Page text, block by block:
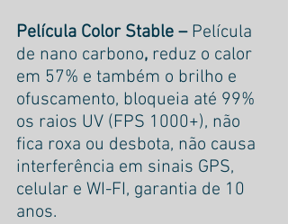
Película Color Stable – Película
de nano carbono, reduz o calor
em 57% e também o brilho e
ofuscamento, bloqueia até 99%
os raios UV (FPS 1000+), não
fica roxa ou desbota, não causa
interferência em sinais GPS,
celular e WI-FI, garantia de 10
anos.